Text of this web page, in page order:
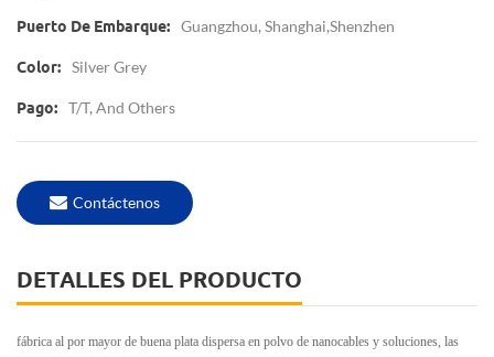
Puerto De Embarque: Guangzhou, Shanghai,Shenzhen
Color: Silver Grey
Pago: T/T, And Others
Contáctenos
DETALLES DEL PRODUCTO
fábrica al por mayor de buena plata dispersa en polvo de nanocables y soluciones, las